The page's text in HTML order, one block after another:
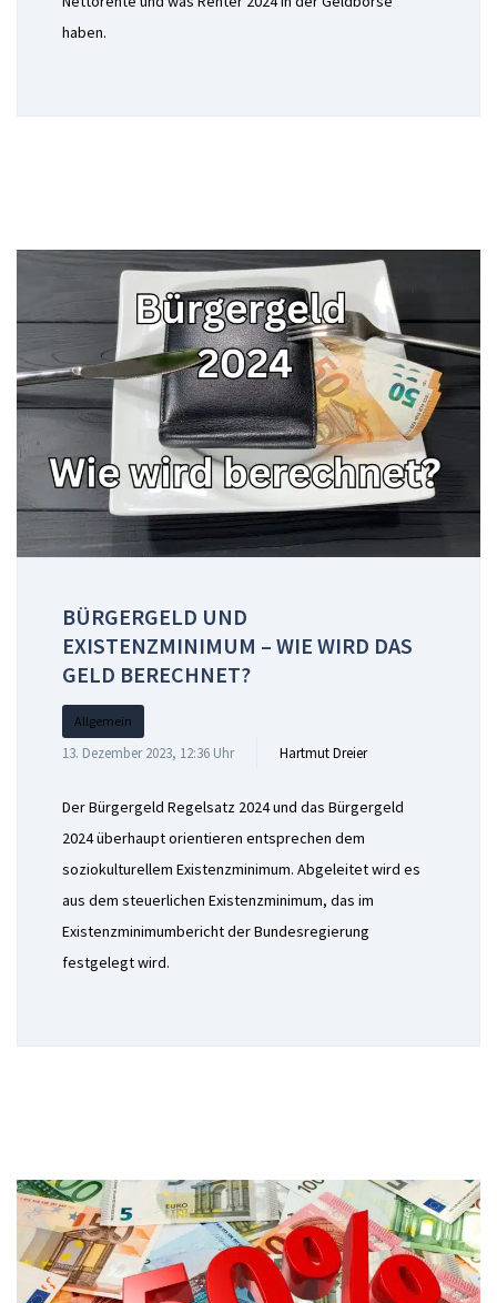
haben.
BÜRGERGELD UND
EXISTENZMINIMUM – WIE WIRD DAS
GELD BERECHNET?
Allgemein
13. Dezember 2023, 12:36 Uhr Hartmut Dreier
Der Bürgergeld Regelsatz 2024 und das Bürgergeld
2024 überhaupt orientieren entsprechen dem
soziokulturellem Existenzminimum. Abgeleitet wird es
aus dem steuerlichen Existenzminimum, das im
Existenzminimumbericht der Bundesregierung
festgelegt wird.